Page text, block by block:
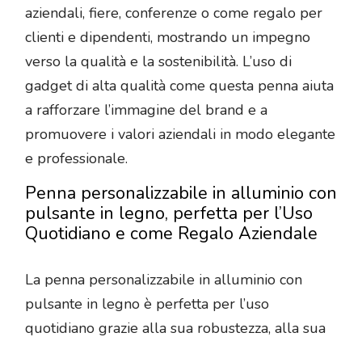
aziendali, fiere, conferenze o come regalo per
clienti e dipendenti, mostrando un impegno
verso la qualità e la sostenibilità. L’uso di
gadget di alta qualità come questa penna aiuta
a rafforzare l’immagine del brand e a
promuovere i valori aziendali in modo elegante
e professionale.
Penna personalizzabile in alluminio con
pulsante in legno, perfetta per l’Uso
Quotidiano e come Regalo Aziendale
La penna personalizzabile in alluminio con
pulsante in legno è perfetta per l’uso
quotidiano grazie alla sua robustezza, alla sua